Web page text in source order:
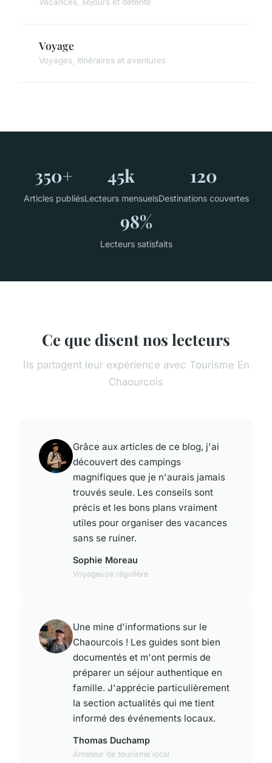
Voyage
Voyages, itinéraires et aventures
350+
Articles publiés
45k
Lecteurs mensuels
120
Destinations couvertes
98%
Lecteurs satisfaits
Ce que disent nos lecteurs
Ils partagent leur expérience avec Tourisme En
Chaourcois
Grâce aux articles de ce blog, j'ai
découvert des campings
magnifiques que je n'aurais jamais
trouvés seule. Les conseils sont
précis et les bons plans vraiment
utiles pour organiser des vacances
sans se ruiner.
Sophie Moreau
Voyageuse régulière
Une mine d'informations sur le
Chaourcois ! Les guides sont bien
documentés et m'ont permis de
préparer un séjour authentique en
famille. J'apprécie particulièrement
la section actualités qui me tient
informé des événements locaux.
Thomas Duchamp
Amateur de tourisme local